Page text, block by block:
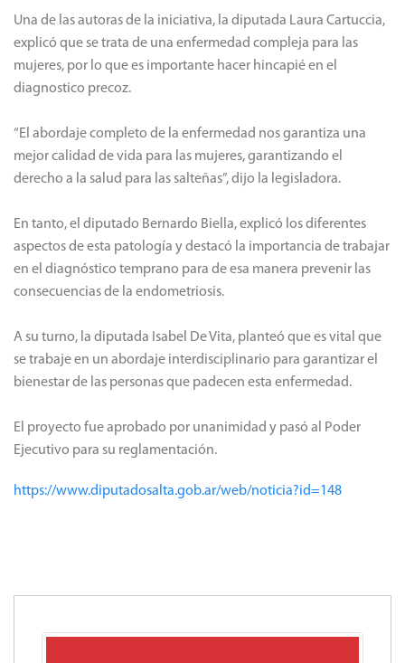
Una de las autoras de la iniciativa, la diputada Laura Cartuccia,
explicó que se trata de una enfermedad compleja para las
mujeres, por lo que es importante hacer hincapié en el
diagnostico precoz.
“El abordaje completo de la enfermedad nos garantiza una
mejor calidad de vida para las mujeres, garantizando el
derecho a la salud para las salteñas”, dijo la legisladora.
En tanto, el diputado Bernardo Biella, explicó los diferentes
aspectos de esta patología y destacó la importancia de trabajar
en el diagnóstico temprano para de esa manera prevenir las
consecuencias de la endometriosis.
A su turno, la diputada Isabel De Vita, planteó que es vital que
se trabaje en un abordaje interdisciplinario para garantizar el
bienestar de las personas que padecen esta enfermedad.
El proyecto fue aprobado por unanimidad y pasó al Poder
Ejecutivo para su reglamentación.
https://www.diputadosalta.gob.ar/web/noticia?id=148